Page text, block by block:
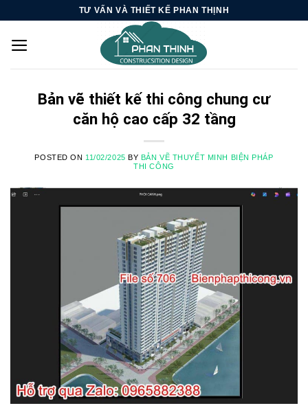
content
TƯ VẤN VÀ THIẾT KẾ PHAN THỊNH
Bản vẽ thiết kế thi công chung cư
căn hộ cao cấp 32 tầng
POSTED ON 11/02/2025 BY BẢN VẼ THUYẾT MINH BIỆN PHÁP
THI CÔNG